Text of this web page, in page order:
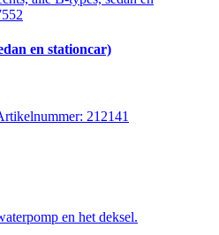
en stationcar)